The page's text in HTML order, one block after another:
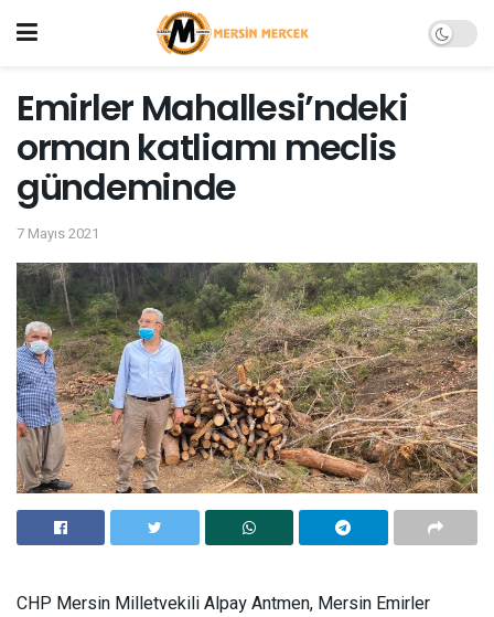
Emirler Mahallesi’ndeki
orman katliamı meclis
gündeminde
7 Mayıs 2021
CHP Mersin Milletvekili Alpay Antmen, Mersin Emirler